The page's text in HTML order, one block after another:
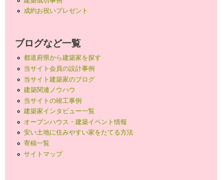
成約お祝いプレゼント
ブログなど一覧
都道府県から建築家を探す
当サイト会員の設計事例
当サイト建築家のブログ
建築関連ノウハウ
当サイトの竣工事例
建築家インタビュー一覧
オープンハウス・建築イベント情報
安い土地に住みやすい家をたてる方法
寄稿一覧
サイトマップ